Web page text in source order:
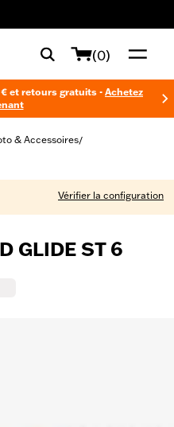
(0)
et retours gratuits - Achetez
& Accessoires/
Vérifier la configuration
GLIDE ST 6